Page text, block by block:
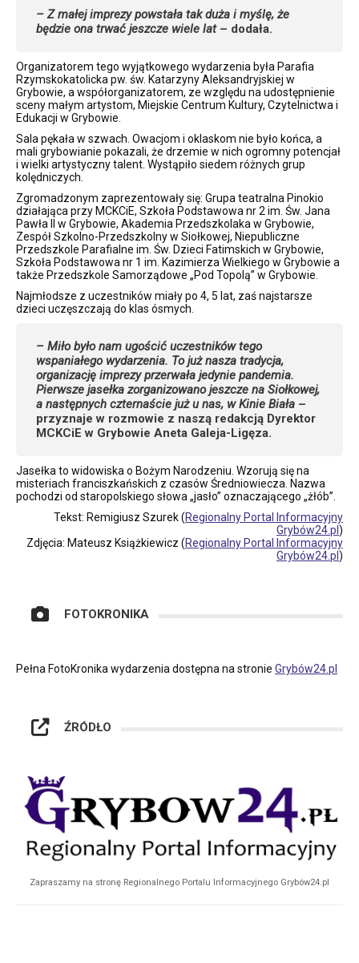
– Z małej imprezy powstała tak duża i myślę, że
będzie ona trwać jeszcze wiele lat– dodała.
Organizatorem tego wyjątkowego wydarzenia była Parafia
Rzymskokatolicka pw. św. Katarzyny Aleksandryjskiej w
Grybowie, a współorganizatorem, ze względu na udostępnienie
sceny małym artystom, Miejskie Centrum Kultury, Czytelnictwa i
Edukacji w Grybowie.
Sala pękała w szwach. Owacjom i oklaskom nie było końca, a
mali grybowianie pokazali, że drzemie w nich ogromny potencjał
i wielki artystyczny talent. Wystąpiło siedem różnych grup
kolędniczych.
Zgromadzonym zaprezentowały się: Grupa teatralna Pinokio
działająca przy MCKCiE, Szkoła Podstawowa nr 2 im. Św. Jana
Pawła II w Grybowie, Akademia Przedszkolaka w Grybowie,
Zespół Szkolno-Przedszkolny w Siołkowej, Niepubliczne
Przedszkole Parafialne im. Św. Dzieci Fatimskich w Grybowie,
Szkoła Podstawowa nr 1 im. Kazimierza Wielkiego w Grybowie a
także Przedszkole Samorządowe „Pod Topolą” w Grybowie.
Najmłodsze z uczestników miały po 4, 5 lat, zaś najstarsze
dzieci uczęszczają do klas ósmych.
– Miło było nam ugościć uczestników tego
wspaniałego wydarzenia. To już nasza tradycja,
organizację imprezy przerwała jedynie pandemia.
Pierwsze jasełka zorganizowano jeszcze na Siołkowej,
a następnych czternaście już u nas, w Kinie Biała –
przyznaje w rozmowie z naszą redakcją Dyrektor
MCKCiE w Grybowie Aneta Galeja-Ligęza.
Jasełka to widowiska o Bożym Narodzeniu. Wzorują się na
misteriach franciszkańskich z czasów Średniowiecza. Nazwa
pochodzi od staropolskiego słowa „jasło” oznaczającego „żłób”.
Tekst: Remigiusz Szurek (Regionalny Portal Informacyjny
Grybów24.pl)
Zdjęcia: Mateusz Książkiewicz (Regionalny Portal Informacyjny
Grybów24.pl)
FOTOKRONIKA
Pełna FotoKronika wydarzenia dostępna na stronie Grybów24.pl
ŹRÓDŁO
Zapraszamy na stronę Regionalnego Portalu Informacyjnego Grybów24.pl